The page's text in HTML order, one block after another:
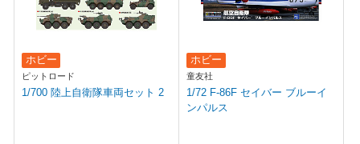
ホビー
ピットロード
1/700 陸上自衛隊車両セット 2
ホビー
童友社
1/72 F-86F セイバー ブルーイ
ンパルス